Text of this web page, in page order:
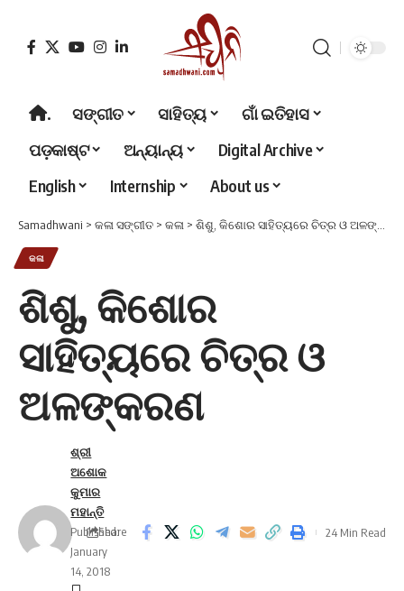
. ସଙ୍ଗୀତ ସାହିତ୍ୟ
ଗାଁ ଇତିହାସ
ପଡ଼କାଷ୍ଟ
ଅନ୍ୟାନ୍ୟ
Digital Archive
English
Internship About us
Samadhwani > କଳା ସଙ୍ଗୀତ > କଳା > ଶିଶୁ, କିଶୋର ସାହିତ୍ୟରେ ଚିତ୍ର ଓ ଅଳଙ୍କରଣ
କଳା
ଶିଶୁ, କିଶୋର
ସାହିତ୍ୟରେ ଚିତ୍ର ଓ
ଅଳଙ୍କରଣ
ଶ୍ରୀ
ଅଶୋକ
କୁମାର
ମହାନ୍ତି
Published:
January
14, 2018
Share 24 Min Read